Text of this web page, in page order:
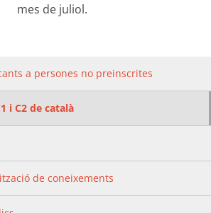
mes de juliol.
a persones no preinscrites
i C2 de català
de coneixements